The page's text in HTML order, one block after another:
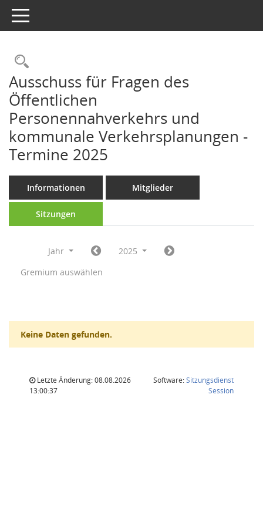
Toggle navigation
Rechercheauswahl
Ausschuss für Fragen des
Öffentlichen
Personennahverkehrs und
kommunale Verkehrsplanungen -
Termine 2025
Informationen Mitglieder
Sitzungen
Jahr
2025
Gremium auswählen
Keine Daten gefunden.
Letzte Änderung: 08.08.2026
13:00:37
Software:Sitzungsdienst
Session(Wird in